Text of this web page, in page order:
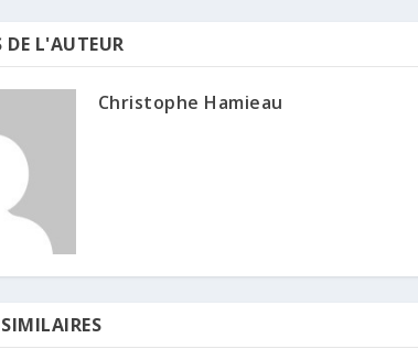
DE L'AUTEUR
Christophe Hamieau